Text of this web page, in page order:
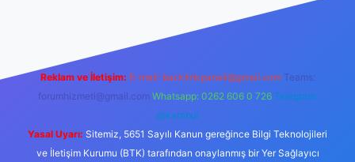
Reklam ve İletişim: E-mail: backlinkpaneli@gmail.com Teams:
forumhizmeti@gmail.com Whatsapp: 0262 606 0 726 Telegram:
@karabul
Yasal Uyarı: Sitemiz, 5651 Sayılı Kanun gereğince Bilgi Teknolojileri
ve İletişim Kurumu (BTK) tarafından onaylanmış bir Yer Sağlayıcı